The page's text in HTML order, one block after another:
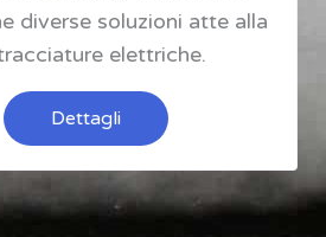
diverse soluzioni atte alla
elettriche.
Dettagli